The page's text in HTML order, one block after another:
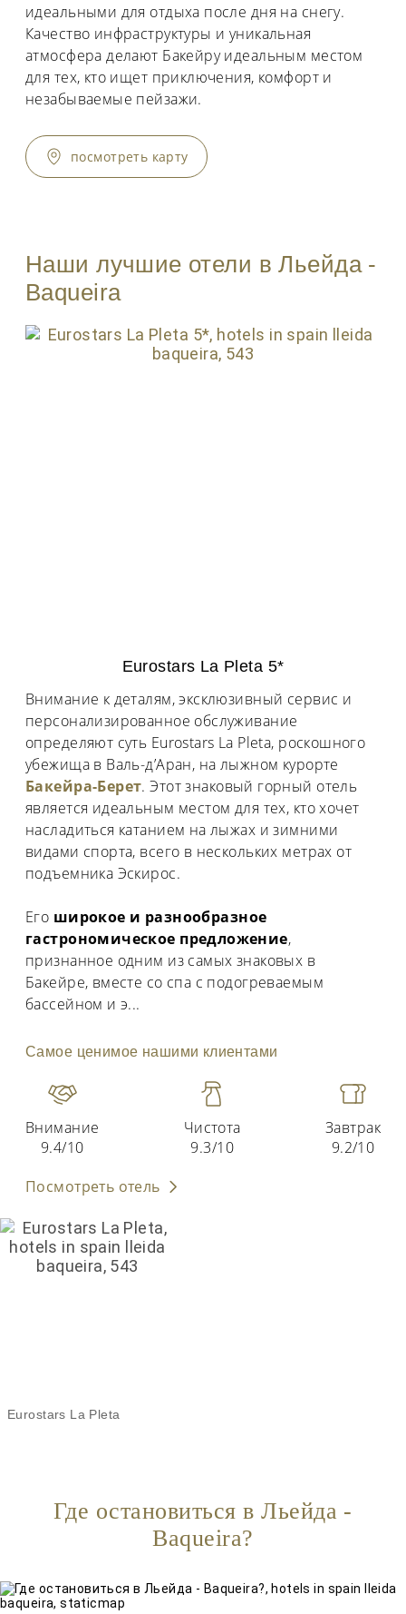
идеальными для отдыха после дня на снегу.
Качество инфраструктуры и уникальная
атмосфера делают Бакейру идеальным местом
для тех, кто ищет приключения, комфорт и
незабываемые пейзажи.
посмотреть карту
Наши лучшие отели в Льейда -
Baqueira
Eurostars La Pleta 5*
Внимание к деталям, эксклюзивный сервис и
персонализированное обслуживание
определяют суть Eurostars La Pleta, роскошного
убежища в Валь-д’Аран, на лыжном курорте
Бакейра-Берет. Этот знаковый горный отель
является идеальным местом для тех, кто хочет
насладиться катанием на лыжах и зимними
видами спорта, всего в нескольких метрах от
подъемника Эскирос.
Его широкое и разнообразное
гастрономическое предложение,
признанное одним из самых знаковых в
Бакейре, вместе со спа с подогреваемым
бассейном и э...
Самое ценимое нашими клиентами
Внимание
9.4/10
Чистота
9.3/10
Завтрак
9.2/10
Посмотреть отель
Eurostars La Pleta
Где остановиться в Льейда -
Baqueira?